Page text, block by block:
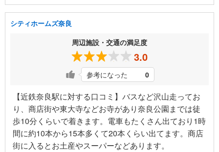
シティホームズ奈良
周辺施設・交通の満足度
3.0
参考になった 0
【近鉄奈良駅に対する口コミ】バスなど沢山走ってお
り、商店街や東大寺などお寺があり奈良公園までは徒
歩10分くらいで着きます。電車もたくさん出ており1時
間に約10本から15本多くて20本くらい出てます。商店
街に入るとお土産やスーパーなどあります。